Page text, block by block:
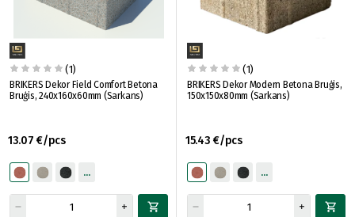
(1)
BRIKERS Dekor Field Comfort Betona
Bruģis, 240x160x60mm (Sarkans)
13.07 €/pcs
(1)
BRIKERS Dekor Modern Betona Bruģis,
150x150x80mm (Sarkans)
15.43 €/pcs